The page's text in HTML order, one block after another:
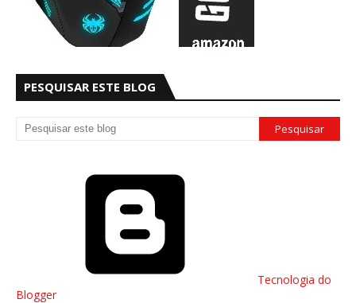
PESQUISAR ESTE BLOG
Tecnologia do
Blogger